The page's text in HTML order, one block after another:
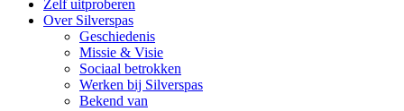
Zelf uitproberen
Over Silverspas
Geschiedenis
Missie & Visie
Sociaal betrokken
Werken bij Silverspas
Bekend van